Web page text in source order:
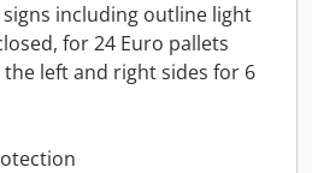
including outline light
for 24 Euro pallets
left and right sides for 6